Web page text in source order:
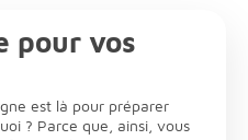
pour vos
est là pour préparer
? Parce que, ainsi, vous